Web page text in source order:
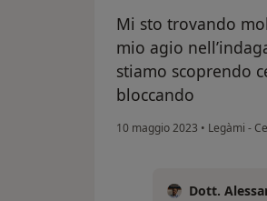
Mi sto trovando
mio agio
stiamo scoprendo
bloccando
10 maggio 2023 • Legàmi -
Dott.